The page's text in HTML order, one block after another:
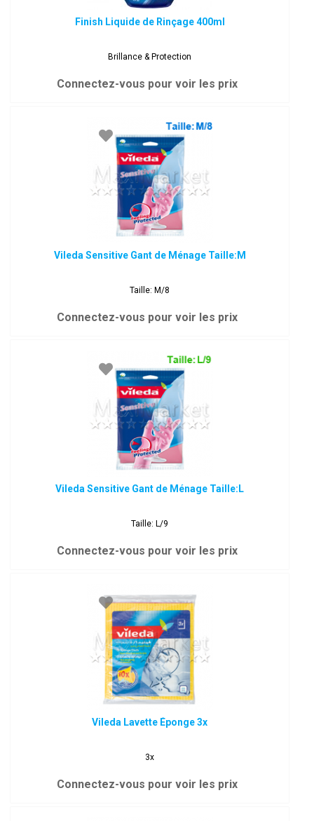
Finish Liquide de Rinçage 400ml
Brillance & Protection
Connectez-vous pour voir les prix
Vileda Sensitive Gant de Ménage Taille:M
Taille: M/8
Connectez-vous pour voir les prix
Vileda Sensitive Gant de Ménage Taille:L
Taille: L/9
Connectez-vous pour voir les prix
Vileda Lavette Éponge 3x
3x
Connectez-vous pour voir les prix